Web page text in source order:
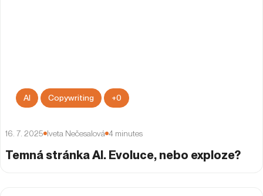
16. 7. 2025 Iveta Nečesalová 4 minutes
Temná stránka AI. Evoluce, nebo exploze?
AI Copywriting +0